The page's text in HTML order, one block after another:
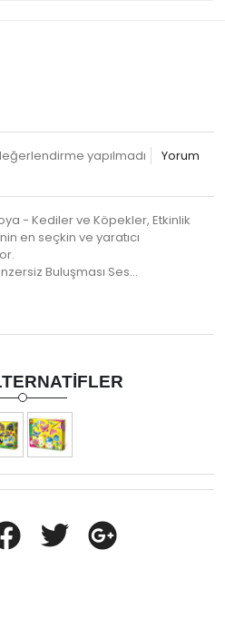
yapılmadı
Yorum
- Kediler ve Köpekler, Etkinlik
en seçkin ve yaratıcı
Buluşması Ses…